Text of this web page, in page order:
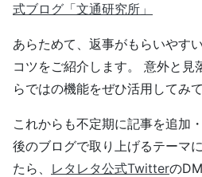
式ブログ「文通研究所」
あらためて、返事がもらいやす
コツをご紹介します。 意外と見
らではの機能をぜひ活用してみ
これからも不定期に記事を追加
後のブログで取り上げるテーマ
たら、 レタレタ公式Twitterの